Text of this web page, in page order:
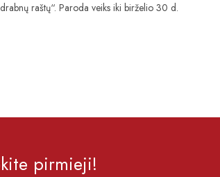
raštų“. Paroda veiks iki birželio 30 d.
pirmieji!